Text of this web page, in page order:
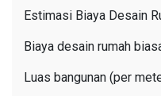
Estimasi Biaya Desain
Biaya desain rumah
Luas bangunan (per